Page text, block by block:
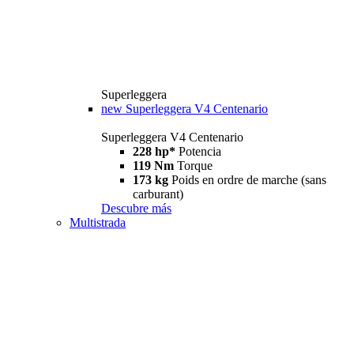
Superleggera
new Superleggera V4 Centenario
Superleggera V4 Centenario
228 hp* Potencia
119 Nm Torque
173 kg Poids en ordre de marche (sans
carburant)
Descubre más
Multistrada